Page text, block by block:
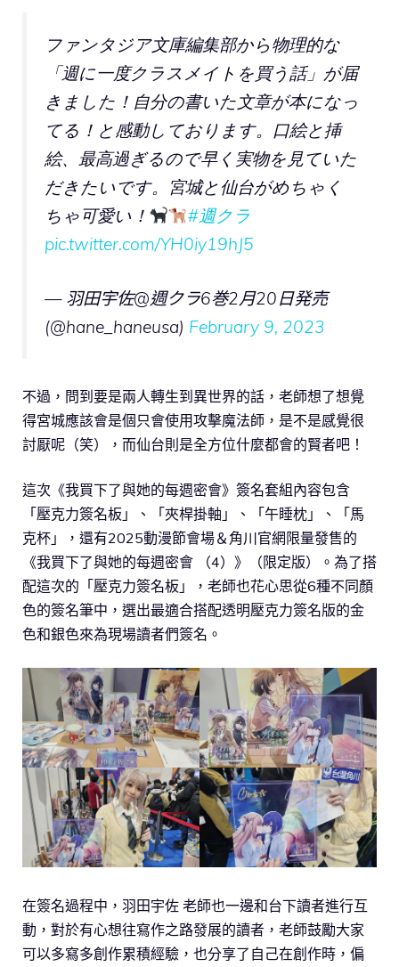
ファンタジア文庫編集部から物理的な
「週に一度クラスメイトを買う話」が届
きました！自分の書いた文章が本になっ
てる！と感動しております。口絵と挿
絵、最高過ぎるので早く実物を見ていた
だきたいです。宮城と仙台がめちゃく
ちゃ可愛い！
#週クラ
pic.twitter.com/YH0iy19hJ5
— 羽田宇佐@週クラ6巻2月20日発売
(@hane_haneusa) February 9, 2023
不過，問到要是兩人轉生到異世界的話，老師想了想覺
得宮城應該會是個只會使用攻擊魔法師，是不是感覺很
討厭呢（笑），而仙台則是全方位什麼都會的賢者吧！
這次《我買下了與她的每週密會》簽名套組內容包含
「壓克力簽名板」、「夾桿掛軸」、「午睡枕」、「馬
克杯」，還有2025動漫節會場＆角川官網限量發售的
《我買下了與她的每週密會 （4）》（限定版）。為了搭
配這次的「壓克力簽名板」，老師也花心思從6種不同顏
色的簽名筆中，選出最適合搭配透明壓克力簽名版的金
色和銀色來為現場讀者們簽名。
在簽名過程中，羽田宇佐 老師也一邊和台下讀者進行互
動，對於有心想往寫作之路發展的讀者，老師鼓勵大家
可以多寫多創作累積經驗，也分享了自己在創作時，偏